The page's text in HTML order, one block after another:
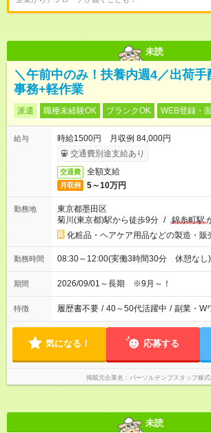
未読
＼午前中のみ！扶養内週4／出荷手
事務+軽作業
派遣 職種未経験OK ブランクOK WEB登録・
給与
時給1500円 月収例 84,000円
交通費別途支給あり
交通費 全額支給
月収例 5～10万円
勤務地
東京都墨田区
菊川(東京都)駅から徒歩9分 / 錦糸町駅
化粧品・ヘアケア用品などの製造・販
勤務時間 08:30～12:00(実働3時間30分 休憩な
期間 2026/09/01～長期 ※9月～！
特徴 履歴書不要 / 40～50代活躍中 / 副業・W
気になる！ 応募する
掲載元企業名 パーソルテンプスタッフ株式
未読